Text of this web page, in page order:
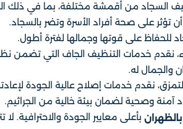
السجاد من أقمشة مختلفة، بما في ذلك
أن تؤثر على صحة أفراد الأسرة وتضر بالسجاد.
للحفاظ على قوتها وجمالها لفترة أطول.
خدمات التنظيف الجاف التي تضمن
والجمال له.
نقدم خدمات إصلاح عالية الجودة لإعادته
وصحية لضمان بيئة خالية من الجراثيم.
بأعلى معايير الجودة والاحترافية.